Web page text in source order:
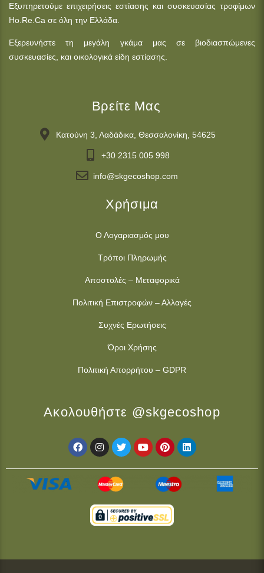
Εξυπηρετούμε επιχειρήσεις εστίασης και συσκευασίας τροφίμων
Ho.Re.Ca σε όλη την Ελλάδα.
Εξερευνήστε τη μεγάλη γκάμα μας σε βιοδιασπώμενες
συσκευασίες, και οικολογικά είδη εστίασης.
Βρείτε Μας
Κατούνη 3, Λαδάδικα, Θεσσαλονίκη, 54625
+30 2315 005 998
info@skgecoshop.com
Χρήσιμα
Ο Λογαριασμός μου
Τρόποι Πληρωμής
Αποστολές – Μεταφορικά
Πολιτική Επιστροφών – Αλλαγές
Συχνές Ερωτήσεις
Όροι Χρήσης
Πολιτική Απορρήτου – GDPR
Ακολουθήστε @skgecoshop